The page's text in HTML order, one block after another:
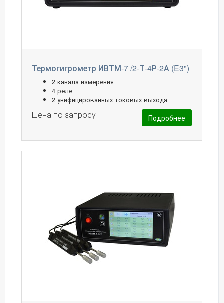
Термогигрометр ИВТМ-7 /2-Т-4Р-2А (E3")
2 канала измерения
4 реле
2 унифицированных токовых выхода
Цена по запросу Подробнее